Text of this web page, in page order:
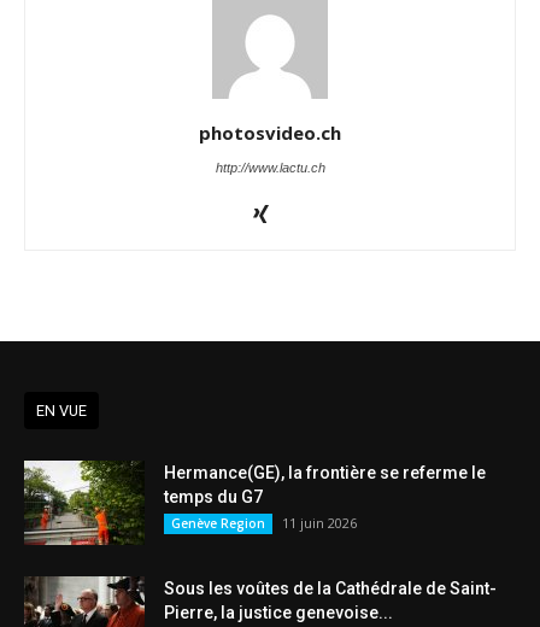
photosvideo.ch
http://www.lactu.ch
EN VUE
Hermance(GE), la frontière se referme le
temps du G7
Genève Region 11 juin 2026
Sous les voûtes de la Cathédrale de Saint-
Pierre, la justice genevoise...